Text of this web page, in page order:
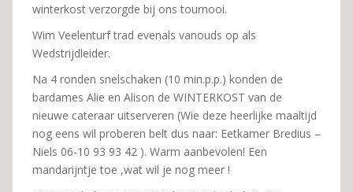
winterkost verzorgde bij ons tournooi.
Wim Veelenturf trad evenals vanouds op als
Wedstrijdleider.
Na 4 ronden snelschaken (10 min.p.p.) konden de
bardames Alie en Alison de WINTERKOST van de
nieuwe cateraar uitserveren (Wie deze heerlijke maaltijd
nog eens wil proberen belt dus naar: Eetkamer Bredius –
Niels 06-10 93 93 42 ). Warm aanbevolen! Een
mandarijntje toe ,wat wil je nog meer !